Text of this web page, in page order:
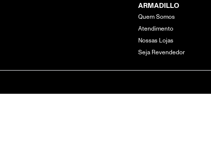
ARMADILLO
Quem Somos
Atendimento
Nossas Lojas
Seja Revendedor